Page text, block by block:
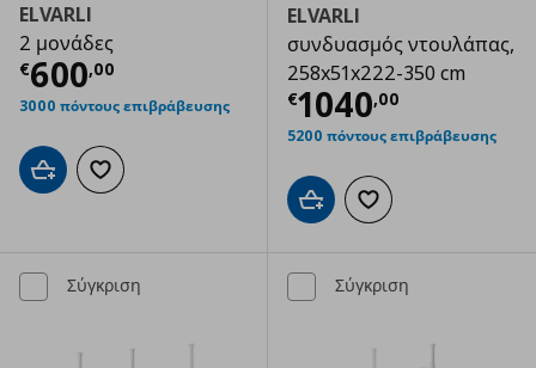
ELVARLI
2 μονάδες
€600,00
Τρέχουσα τιμή € 600,00
3000 πόντους επιβράβευσης
Προσθήκη στο καλάθι
Προσθήκη στα αγαπημένα
ELVARLI
συνδυασμός ντουλάπας,
258x51x222-350 cm
€1040,00
Τρέχουσα
5200 πόντους επιβράβευσης
Προσθήκη στο καλάθι
Προσθήκη στα
Σύγκριση Σύγκριση